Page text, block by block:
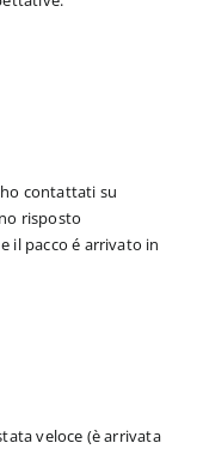
contattati su
risposto
il pacco é arrivato in
veloce (è arrivata